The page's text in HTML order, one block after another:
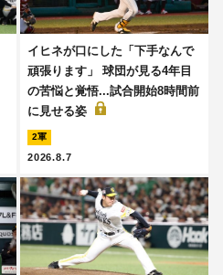
イヒネが口にした「下手なんで
頑張ります」 球団が見る4年目
の苦悩と覚悟...試合開始8時間前
に見せる姿
2軍
2026.8.7